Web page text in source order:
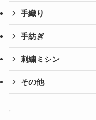
手織り
手紡ぎ
刺繍ミシン
その他